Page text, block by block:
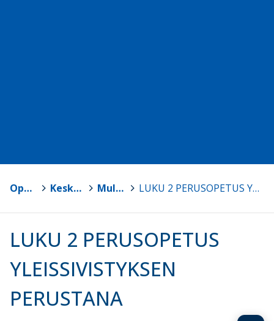
Opetussuunnitelmat Keski-Suomen kuntien opetussuunnitelmat > Multian kunnan opetussuunnitelma LUKU 2 PERUSOPETUS YLEISSIVISTYKSEN PERUSTANA
LUKU 2 PERUSOPETUS
YLEISSIVISTYKSEN
PERUSTANA